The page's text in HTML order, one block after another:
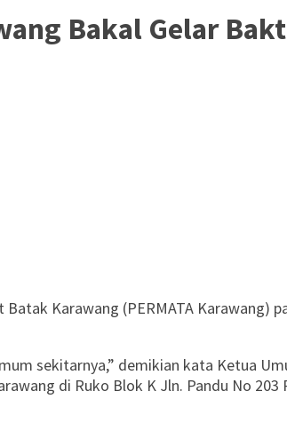
Bakal Gelar
Karawang (PERMATA Karawang)
sekitarnya,” demikian kata Ketua
di Ruko Blok K Jln. Pandu No 203